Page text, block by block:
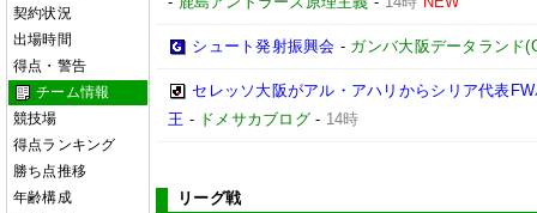
契約状況
出場時間
得点・警告
チーム情報
競技場
得点ランキング
勝ち点推移
年齢構成
シュート発射振興会 - ガンバ大阪データランド
セレッソ大阪がアル・アハリからシリア代表
王 - ドメサカブログ- 14時
リーグ戦